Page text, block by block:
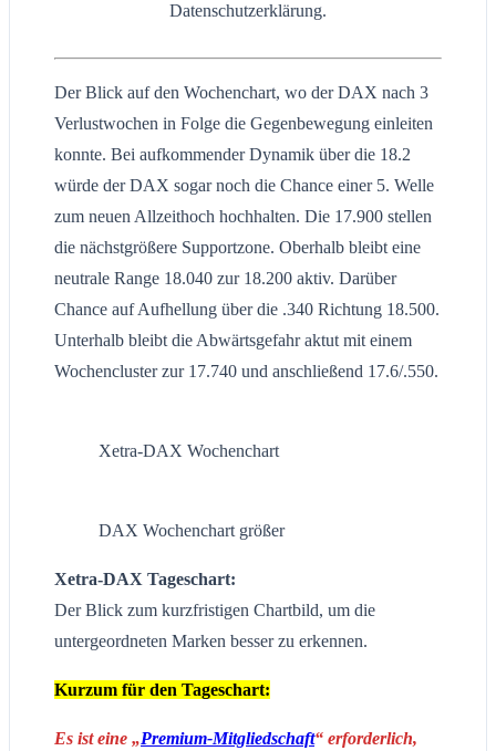
Datenschutzerklärung.
Der Blick auf den Wochenchart, wo der DAX nach 3
Verlustwochen in Folge die Gegenbewegung einleiten
konnte. Bei aufkommender Dynamik über die 18.2
würde der DAX sogar noch die Chance einer 5. Welle
zum neuen Allzeithoch hochhalten. Die 17.900 stellen
die nächstgrößere Supportzone. Oberhalb bleibt eine
neutrale Range 18.040 zur 18.200 aktiv. Darüber
Chance auf Aufhellung über die .340 Richtung 18.500.
Unterhalb bleibt die Abwärtsgefahr aktut mit einem
Wochencluster zur 17.740 und anschließend 17.6/.550.
Xetra-DAX Wochenchart
DAX Wochenchart größer
Xetra-DAX Tageschart:
Der Blick zum kurzfristigen Chartbild, um die
untergeordneten Marken besser zu erkennen.
Kurzum für den Tageschart:
Es ist eine „Premium-Mitgliedschaft“ erforderlich,